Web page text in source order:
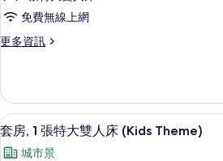
房,
張
大
雙
人
床,
免費無線上網
更多資訊
更
客
房,
1
特
顯
示
套房, 1
4
套房, 1 張特大雙人床 (Kids Theme)
城市景